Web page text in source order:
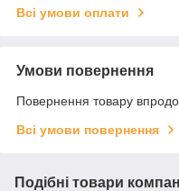
Всі умови оплати
Умови повернення
Повернення товару
Всі умови повернення
Подібні товари